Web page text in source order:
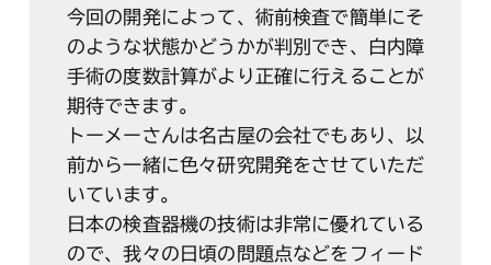
今回の開発によって、術前検査で簡単にそ
のような状態かどうかが判別でき、白内障
手術の度数計算がより正確に行えることが
期待できます。
トーメーさんは名古屋の会社でもあり、以
前から一緒に色々研究開発をさせていただ
いています。
日本の検査器機の技術は非常に優れている
ので、我々の日頃の問題点などをフィード